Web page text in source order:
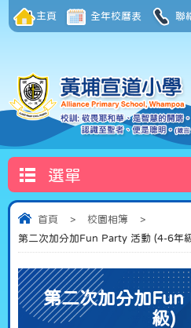
主頁 全年校曆表 聯
選單
首頁 > 校園相簿
>
第二次加分加Fun Party 活動 (4-6年
第二次加分加
級)